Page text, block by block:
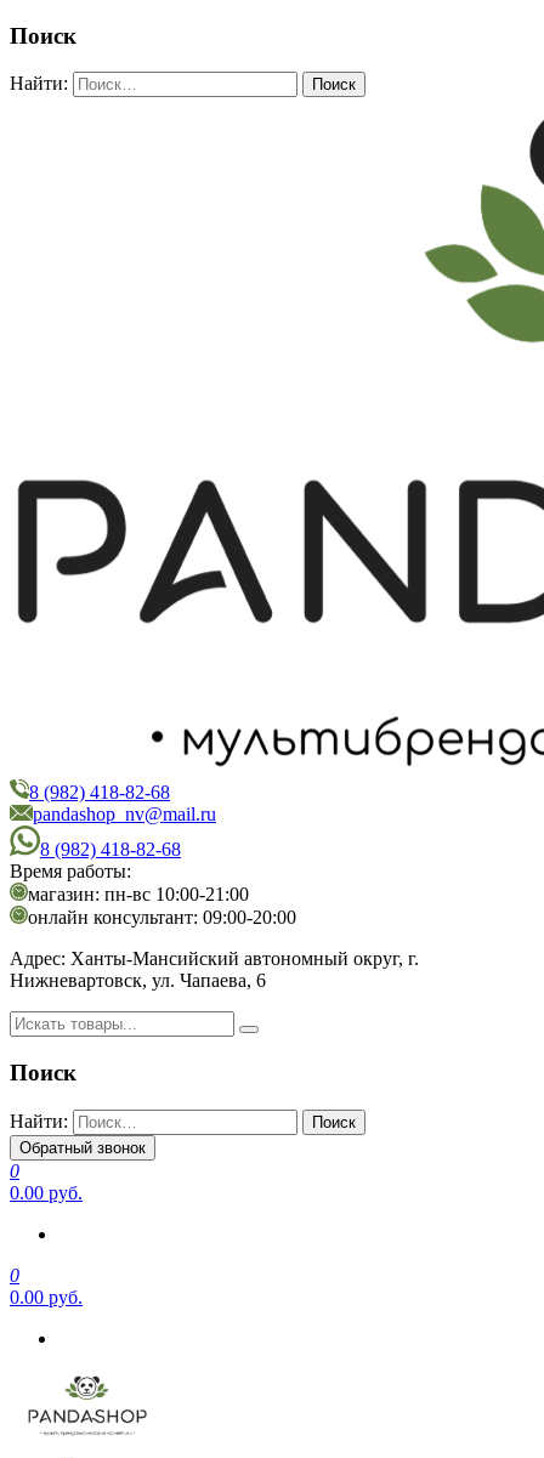
Поиск
Найти:
PandaShop
Интернет-магазин косметики
8 (982) 418-82-68
pandashop_nv@mail.ru
8 (982) 418-82-68
Время работы:
магазин: пн-вс 10:00-21:00
онлайн консультант: 09:00-20:00
Адрес: Ханты-Мансийский автономный округ, г.
Нижневартовск, ул. Чапаева, 6
Поиск
Найти:
Обратный звонок
0
0.00 руб.
0
0.00 руб.